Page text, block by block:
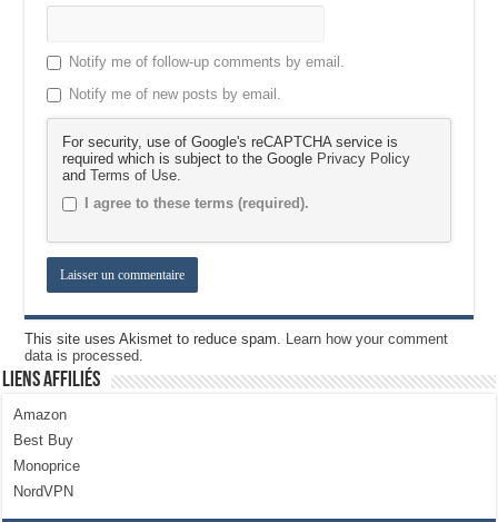
Notify me of follow-up comments by email.
Notify me of new posts by email.
For security, use of Google's reCAPTCHA service is
required which is subject to the Google Privacy Policy
andTerms of Use.
I agree to these terms (required).
This site uses Akismet to reduce spam. Learn how your comment
data is processed.
Liens Affiliés
Amazon
Best Buy
Monoprice
NordVPN